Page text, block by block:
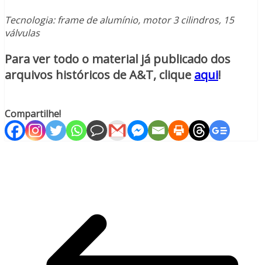
Tecnologia: frame de alumínio, motor 3 cilindros, 15
válvulas
Para ver todo o material já publicado dos
arquivos históricos de A&T, clique aqui!
Compartilhe!